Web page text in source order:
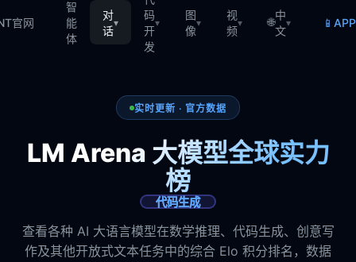
官网
智
能
体
对
话
▾
码
开
发
▾
图
像
▾
视
频
▾ 🌐
中
文
▾ 📱
实时更新 · 官方数据
LM Arena 大模型全球实力
榜
代码生成
查看各种 AI 大语言模型在数学推理、代码生成、创意写
作及其他开放式文本任务中的综合 Elo 积分排名，数据